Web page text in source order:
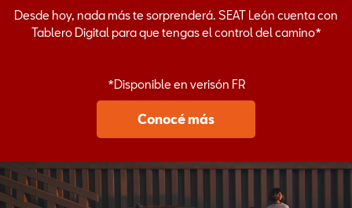
Desde hoy, nada más te sorprenderá. SEAT León cuenta con
Tablero Digital para que tengas el control del camino*
*Disponible en verisón FR
Conocé más